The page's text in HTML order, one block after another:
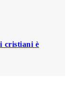
cristiani è